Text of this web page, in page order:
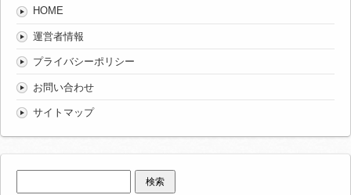
HOME
運営者情報
プライバシーポリシー
お問い合わせ
サイトマップ